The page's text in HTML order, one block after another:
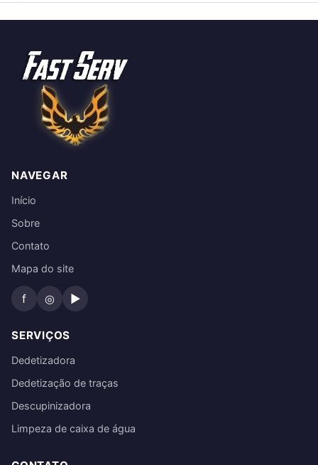
NAVEGAR
Início
Sobre
Contato
Mapa do site
f ◎ ▶
SERVIÇOS
Dedetizadora
Dedetização de traças
Descupinizadora
Limpeza de caixa de água